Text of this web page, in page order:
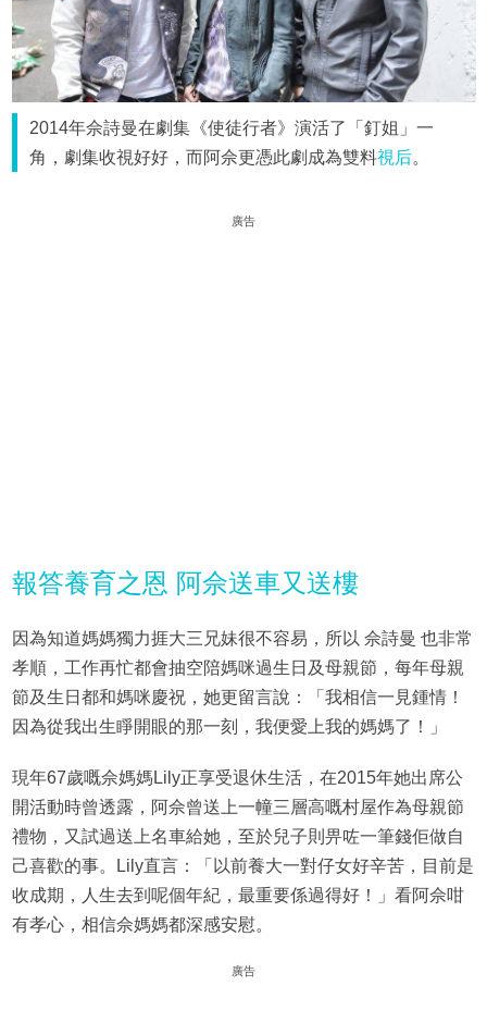
2014年佘詩曼在劇集《使徒行者》演活了「釘姐」一
角，劇集收視好好，而阿佘更憑此劇成為雙料視后。
廣告
報答養育之恩 阿佘送車又送樓
因為知道媽媽獨力捱大三兄妹很不容易，所以 佘詩曼 也非常
孝順，工作再忙都會抽空陪媽咪過生日及母親節，每年母親
節及生日都和媽咪慶祝，她更留言說：「我相信一見鍾情！
因為從我出生睜開眼的那一刻，我便愛上我的媽媽了！」
現年67歲嘅佘媽媽Lily正享受退休生活，在2015年她出席公
開活動時曾透露，阿佘曾送上一幢三層高嘅村屋作為母親節
禮物，又試過送上名車給她，至於兒子則畀咗一筆錢佢做自
己喜歡的事。Lily直言：「以前養大一對仔女好辛苦，目前是
收成期，人生去到呢個年紀，最重要係過得好！」看阿佘咁
有孝心，相信佘媽媽都深感安慰。
廣告